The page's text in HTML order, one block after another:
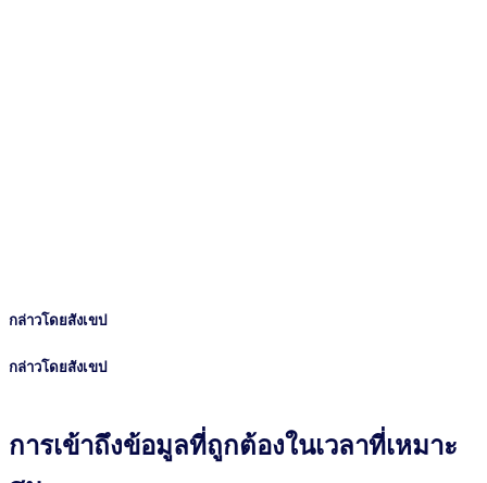
กล่าวโดยสังเขป
กล่าวโดยสังเขป
การเข้าถึงข้อมูลที่ถูกต้องในเวลาที่เหมาะ